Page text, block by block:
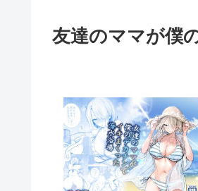
友達のママが僕